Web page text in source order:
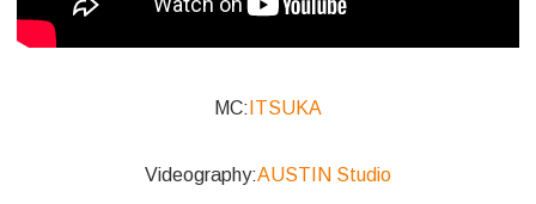
MC: ITSUKA
Videography:AUSTIN Studio